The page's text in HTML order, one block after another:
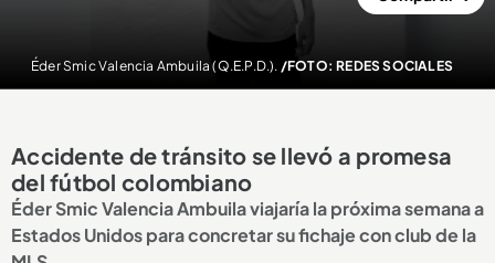
Éder Smic Valencia Ambuila (Q.E.P.D.). /FOTO: REDES SOCIALES
Accidente de tránsito se llevó a promesa
del fútbol colombiano
Éder Smic Valencia Ambuila viajaría la próxima semana a
Estados Unidos para concretar su fichaje con club de la